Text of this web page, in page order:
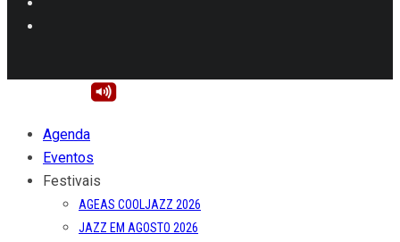
Agenda
Eventos
Festivais
AGEAS COOLJAZZ 2026
JAZZ EM AGOSTO 2026